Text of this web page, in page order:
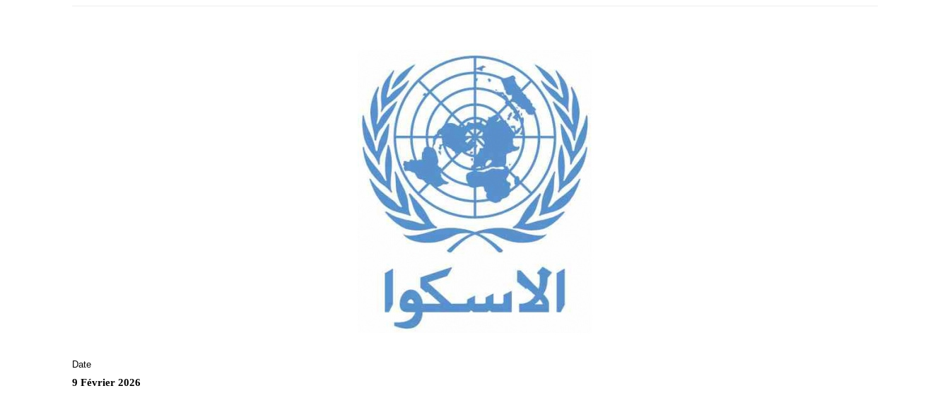
Date
9 Février 2026